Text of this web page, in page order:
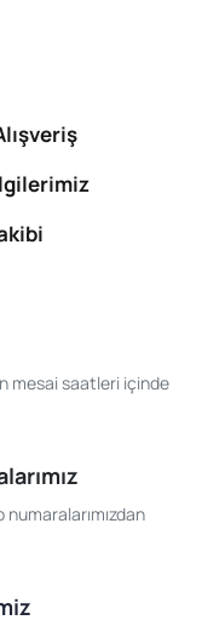
mesai saatleri içinde
numaralarımızdan